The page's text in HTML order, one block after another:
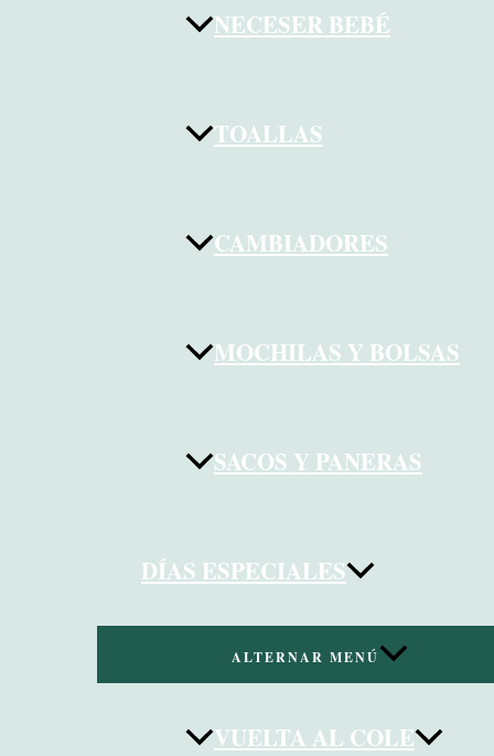
NECESER BEBÉ
TOALLAS
CAMBIADORES
MOCHILAS Y BOLSAS
SACOS Y PANERAS
DÍAS ESPECIALES
ALTERNAR MENÚ
VUELTA AL COLE